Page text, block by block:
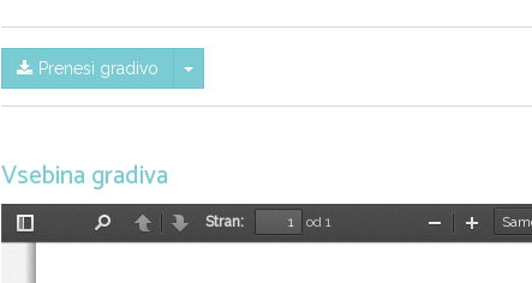
Prenesi gradivo Skrij/prikaži meni
Vsebina gradiva
Preklopi
NazajNaprej
Stran:
od 1
PomanjšajPovečaj